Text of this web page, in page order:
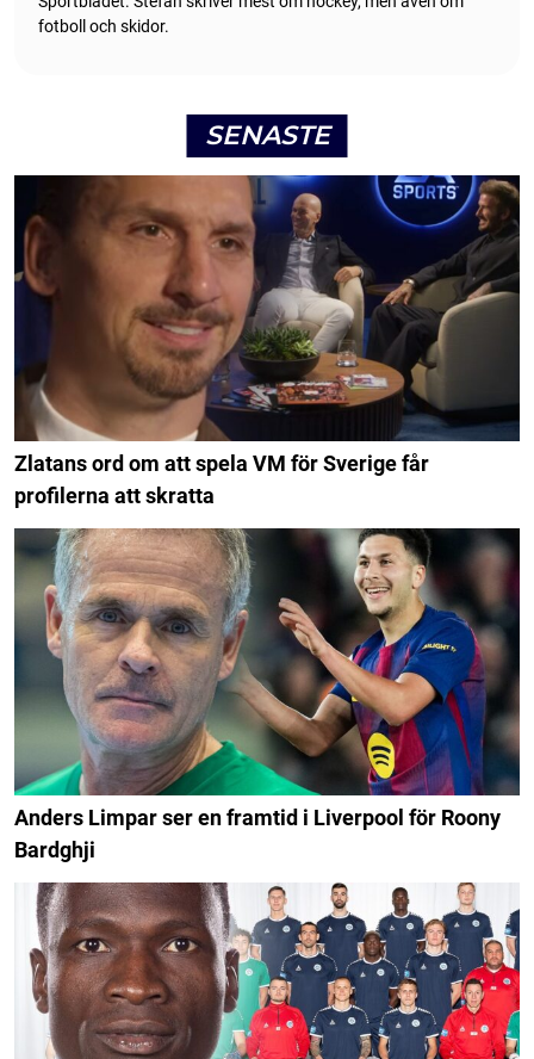
fotboll och skidor.
SENASTE
Zlatans ord om att spela VM för Sverige får
profilerna att skratta
Anders Limpar ser en framtid i Liverpool för Roony
Bardghji